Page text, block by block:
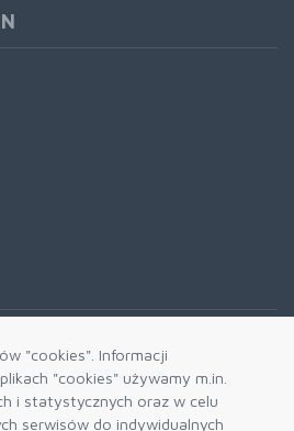
"cookies". Informacji
"cookies" używamy m.in.
i statystycznych oraz w celu
serwisów do indywidualnych